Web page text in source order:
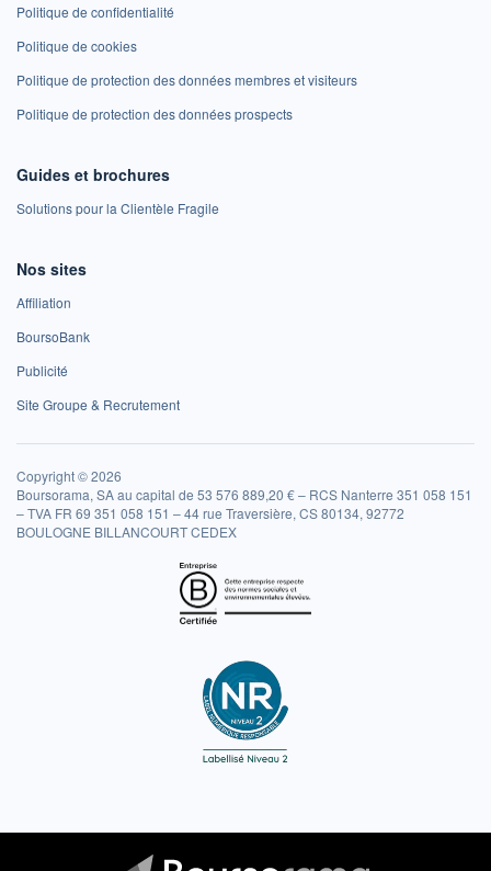
Politique de confidentialité
Politique de cookies
Politique de protection des données membres et visiteurs
Politique de protection des données prospects
Guides et brochures
Solutions pour la Clientèle Fragile
Nos sites
Affiliation
BoursoBank
Publicité
Site Groupe & Recrutement
Copyright © 2026
Boursorama, SA au capital de 53 576 889,20 € – RCS Nanterre 351 058 151
– TVA FR 69 351 058 151 – 44 rue Traversière, CS 80134, 92772
BOULOGNE BILLANCOURT CEDEX